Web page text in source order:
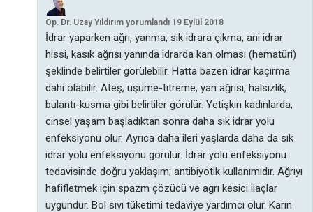
Op. Dr. Uzay Yıldırım yorumlandı 19 Eylül 2018
İdrar yaparken ağrı, yanma, sık idrara çıkma, ani idrar
hissi, kasık ağrısı yanında idrarda kan olması (hematüri)
şeklinde belirtiler görülebilir. Hatta bazen idrar kaçırma
dahi olabilir. Ateş, üşüme-titreme, yan ağrısı, halsizlik,
bulantı-kusma gibi belirtiler görülür. Yetişkin kadınlarda,
cinsel yaşam başladıktan sonra daha sık idrar yolu
enfeksiyonu olur. Ayrıca daha ileri yaşlarda daha da sık
idrar yolu enfeksiyonu görülür. İdrar yolu enfeksiyonu
tedavisinde doğru yaklaşım; antibiyotik kullanımıdır. Ağrıyı
hafifletmek için spazm çözücü ve ağrı kesici ilaçlar
uygundur. Bol sıvı tüketimi tedaviye yardımcı olur. Karın